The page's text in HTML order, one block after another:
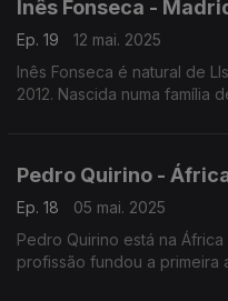
Inês Fonseca -
Ep. 19
12 mai. 2025
Inês Fonseca é natural de
2012. Nascida numa família
Pedro Quirino -
Ep. 18
05 mai. 2025
Pedro Quirino está na
profissão fundou a primeira